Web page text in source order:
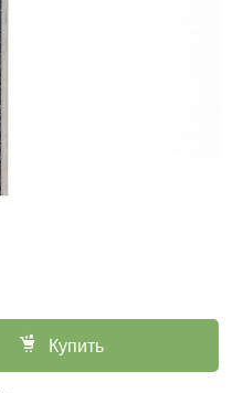
Купить